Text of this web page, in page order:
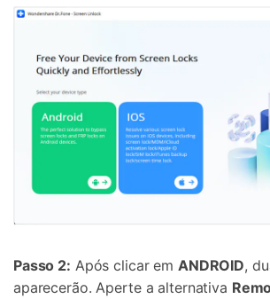
Passo 2: Após clicar em ANDROID,
aparecerão. Aperte a alternativa